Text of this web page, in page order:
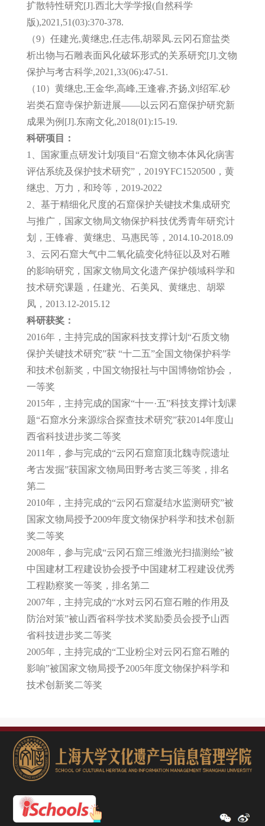
扩散特性研究[J].西北大学学报(自然科学
版),2021,51(03):370-378.
（9）任建光,黄继忠,任志伟,胡翠凤.云冈石窟盐类
析出物与石雕表面风化破坏形式的关系研究[J].文物
保护与考古科学,2021,33(06):47-51.
（10）黄继忠,王金华,高峰,王逢睿,齐扬,刘绍军.砂
岩类石窟寺保护新进展——以云冈石窟保护研究新
成果为例[J].东南文化,2018(01):15-19.
科研项目：
1、国家重点研发计划项目“石窟文物本体风化病害
评估系统及保护技术研究”，2019YFC1520500，黄
继忠、万力，和玲等，2019-2022
2、基于精细化尺度的石窟保护关键技术集成研究
与推广，国家文物局文物保护科技优秀青年研究计
划，王锋睿、黄继忠、马惠民等，2014.10-2018.09
3、云冈石窟大气中二氧化硫变化特征以及对石雕
的影响研究，国家文物局文化遗产保护领域科学和
技术研究课题，任建光、石美风、黄继忠、胡翠
凤，2013.12-2015.12
科研获奖：
2016年，主持完成的国家科技支撑计划“石质文物
保护关键技术研究”获 “十二五”全国文物保护科学
和技术创新奖，中国文物报社与中国博物馆协会，
一等奖
2015年，主持完成的国家“十一·五”科技支撑计划课
题“石窟水分来源综合探查技术研究”获2014年度山
西省科技进步奖二等奖
2011年，参与完成的“云冈石窟窟顶北魏寺院遗址
考古发掘”获国家文物局田野考古奖三等奖，排名
第二
2010年，主持完成的“云冈石窟凝结水监测研究”被
国家文物局授予2009年度文物保护科学和技术创新
奖二等奖
2008年，参与完成“云冈石窟三维激光扫描测绘”被
中国建材工程建设协会授予中国建材工程建设优秀
工程勘察奖一等奖，排名第二
2007年，主持完成的“水对云冈石窟石雕的作用及
防治对策”被山西省科学技术奖励委员会授予山西
省科技进步奖二等奖
2005年，主持完成的“工业粉尘对云冈石窟石雕的
影响”被国家文物局授予2005年度文物保护科学和
技术创新奖二等奖